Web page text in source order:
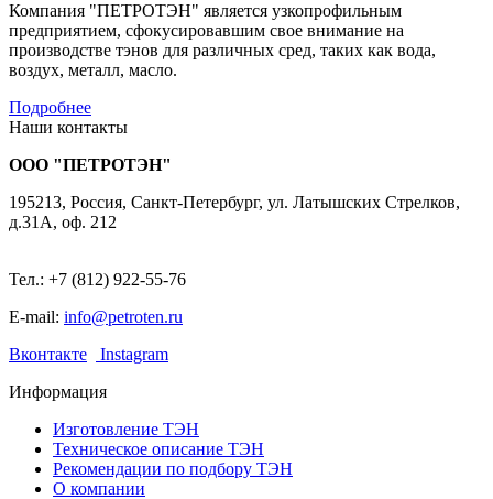
Компания "ПЕТРОТЭН" является узкопрофильным
предприятием, сфокусировавшим свое внимание на
производстве тэнов для различных сред, таких как вода,
воздух, металл, масло.
Подробнее
Наши контакты
ООО "ПЕТРОТЭН"
195213, Россия, Санкт-Петербург, ул. Латышских Стрелков,
д.31А, оф. 212
Тел.: +7 (812) 922-55-76
E-mail: info@petroten.ru
Вконтакте
Instagram
Информация
Изготовление ТЭН
Техническое описание ТЭН
Рекомендации по подбору ТЭН
О компании